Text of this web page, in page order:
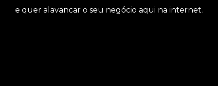
e quer alavancar o seu negócio aqui na internet.